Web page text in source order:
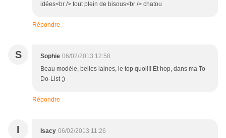
idées<br /> tout plein de bisous<br /> chatou
Répondre
S Sophie 06/02/2013 12:58
Beau modèle, belles laines, le top quoi!!! Et hop, dans ma To-
Do-List ;)
Répondre
I Isacy 06/02/2013 11:26